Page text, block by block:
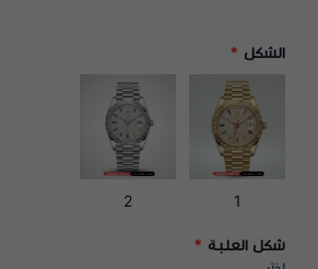
الشكل *
1
2
شكل العلبة *